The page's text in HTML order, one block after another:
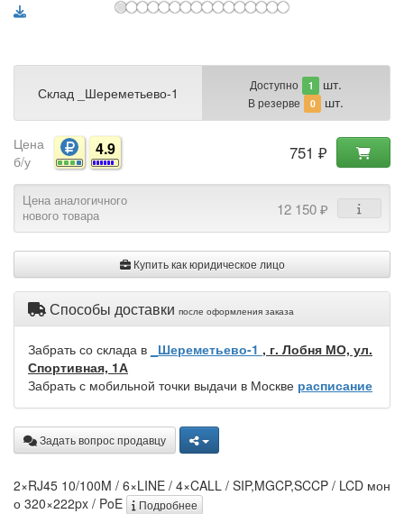
Склад _Шереметьево-1 Доступно 1 шт.
В резерве 0 шт.
Цена
б/у
4.9 751 ₽
Цена аналогичного
нового товара
12 150 ₽
Купить как юридическое лицо
Способы доставки после оформления заказа
Забрать со склада в _Шереметьево-1 , г. Лобня МО, ул.
Спортивная, 1А
Забрать с мобильной точки выдачи в Москве расписание
Задать вопрос продавцу
2×RJ45 10/100M / 6×LINE / 4×CALL / SIP,MGCP,SCCP / LCD мон
о 320×222px / PoE
Подробнее